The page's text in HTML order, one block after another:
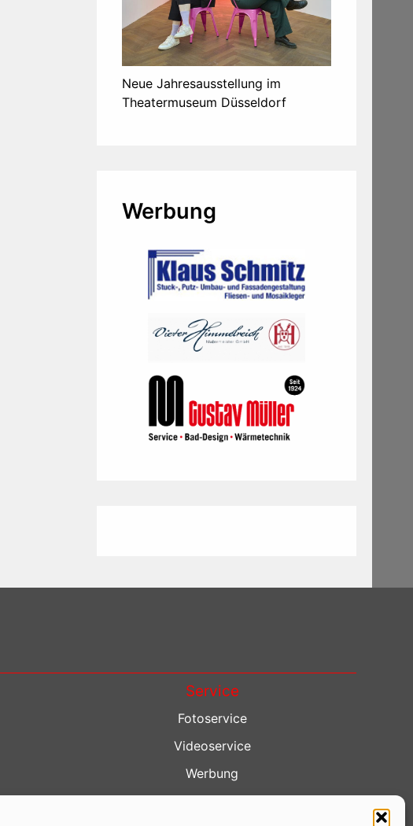
Neue Jahresausstellung im
Theatermuseum Düsseldorf
Werbung
Service
Fotoservice
Videoservice
Werbung